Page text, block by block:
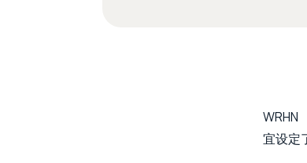
WRHN
宜设定